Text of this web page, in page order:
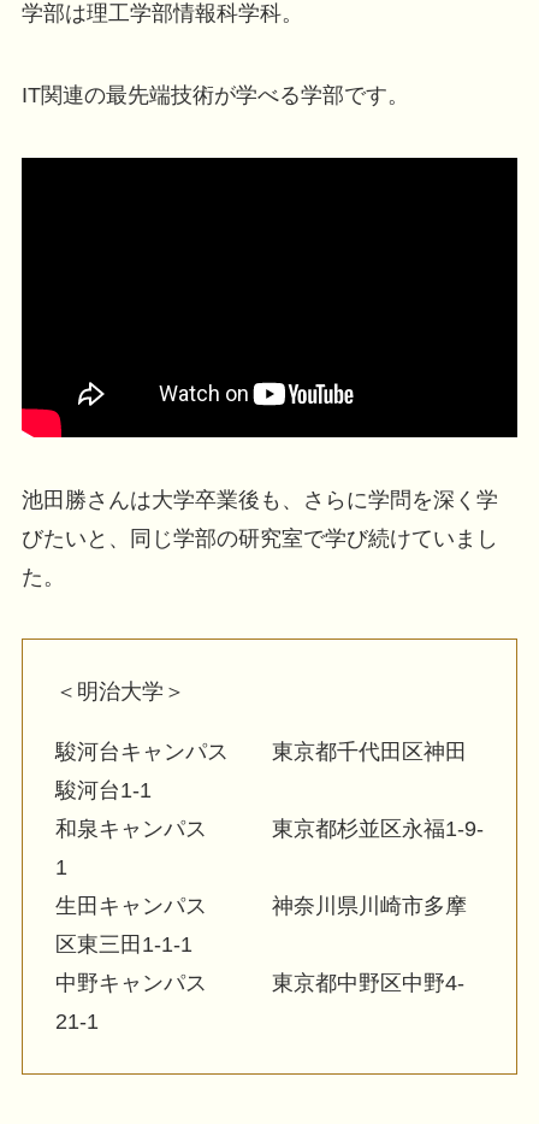
学部は理工学部情報科学科。
IT関連の最先端技術が学べる学部です。
池田勝さんは大学卒業後も、さらに学問を深く学
びたいと、同じ学部の研究室で学び続けていまし
た。
＜明治大学＞
駿河台キャンパス 東京都千代田区神田
駿河台1-1
和泉キャンパス 東京都杉並区永福1-9-
1
生田キャンパス 神奈川県川崎市多摩
区東三田1-1-1
中野キャンパス 東京都中野区中野4-
21-1